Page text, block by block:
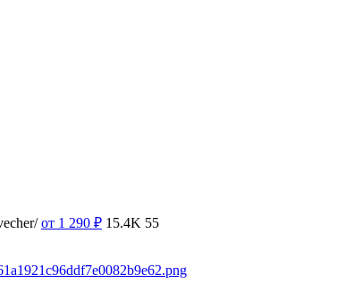
от 1 290 ₽ 15.4K 55